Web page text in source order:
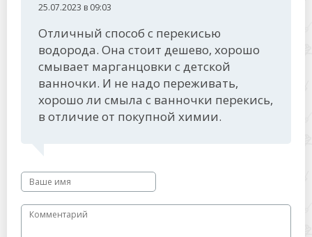
25.07.2023 в 09:03
Отличный способ с перекисью
водорода. Она стоит дешево, хорошо
смывает марганцовки с детской
ванночки. И не надо переживать,
хорошо ли смыла с ванночки перекись,
в отличие от покупной химии.